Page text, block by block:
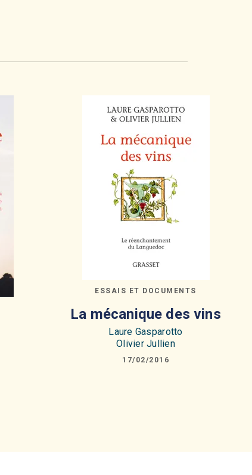
ESSAIS ET DOCUMENTS
La mécanique des vins
Laure Gasparotto
Olivier Jullien
17/02/2016